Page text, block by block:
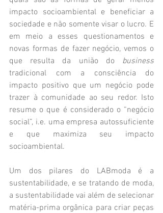
impacto socioambiental e beneficiar a
sociedade e não somente visar o lucro. E
em meio a esses questionamentos e
novas formas de fazer negócio, vemos o
que resulta da união do business
tradicional com a consciência do
impacto positivo que um negócio pode
trazer à comunidade ao seu redor. Isto
resume o que é considerado o “negócio
social”, i.e. uma empresa autossuficiente
e que maximiza seu impacto
socioambiental.
Um dos pilares do LABmoda é a
sustentabilidade, e se tratando de moda,
a sustentabilidade vai além de selecionar
matéria-prima orgânica para criar peças